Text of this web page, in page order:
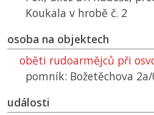
Koukala v hrobě č. 2
osoba na objektech
oběti rudoarmějců při
pomník: Božetěchova 2a/
události